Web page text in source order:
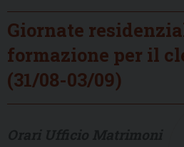
Giornate
formazione per il
(31/08-03/09)